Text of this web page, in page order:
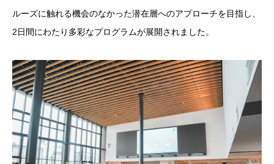
ルーズに触れる機会のなかった潜在層へのアプローチを目指し、
2日間にわたり多彩なプログラムが展開されました。